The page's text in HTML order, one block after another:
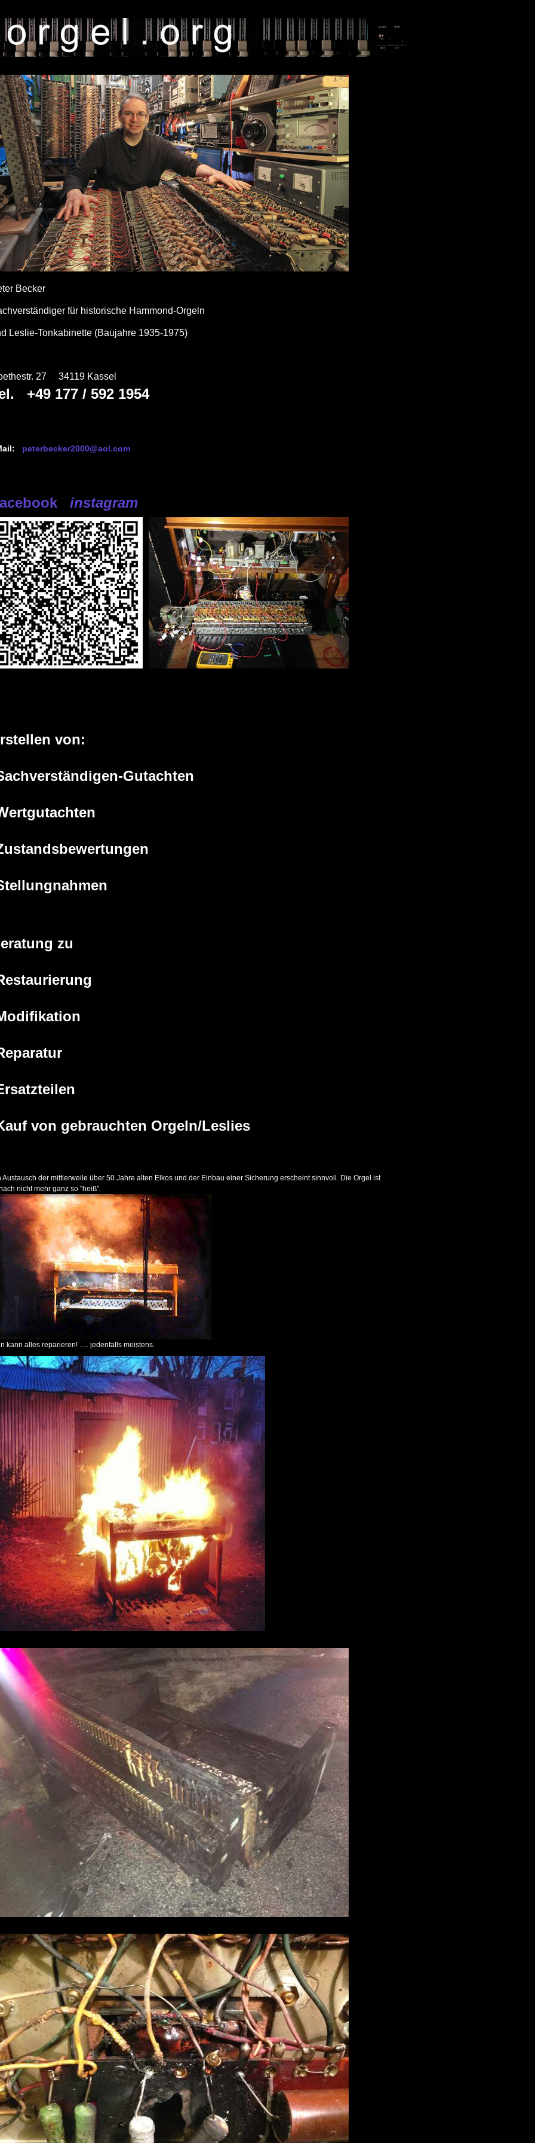
Becker
für historische Hammond-Orgeln
Leslie-Tonkabinette (Baujahre 1935-1975)
27 34119 Kassel
+49 177 / 592 1954
peterbecker2000@aol.com
instagram
von:
Gutachten
zu
von gebrauchten Orgeln/Leslies
Austausch der mittlerweile über 50 Jahre alten Elkos und der Einbau einer Sicherung erscheint sinnvoll. Die Orgel ist
nicht mehr ganz so "heiß".
kann alles reparieren! ..... jedenfalls meistens.